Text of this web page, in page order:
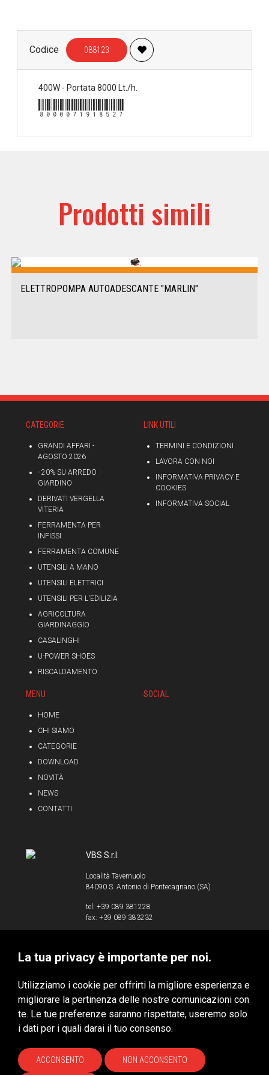
Codice 088123
400W - Portata 8000 Lt./h.
8000071918527
Prodotti simili
ELETTROPOMPA AUTOADESCANTE "MARLIN"
CATEGORIE
GRANDI AFFARI -
AGOSTO 2026
- 20% SU ARREDO
GIARDINO
DERIVATI VERGELLA
VITERIA
FERRAMENTA PER
INFISSI
FERRAMENTA COMUNE
UTENSILI A MANO
UTENSILI ELETTRICI
UTENSILI PER L'EDILIZIA
AGRICOLTURA
GIARDINAGGIO
CASALINGHI
U-POWER SHOES
RISCALDAMENTO
LINK UTILI
TERMINI E CONDIZIONI
LAVORA CON NOI
INFORMATIVA PRIVACY E
COOKIES
INFORMATIVA SOCIAL
MENU
HOME
CHI SIAMO
CATEGORIE
DOWNLOAD
NOVITÀ
NEWS
CONTATTI
SOCIAL
VBS S.r.l.
Località Tavernuolo
84090 S. Antonio di Pontecagnano (SA)
tel: +39 089 381228
fax: +39 089 383232
P.IVA 00853520658
VBS S.r.l. © 2020 - Tutti i diritti riservati
Privacy & Cookie Policy
La tua privacy è importante per noi.
Utilizziamo i cookie per offrirti la migliore esperienza e
migliorare la pertinenza delle nostre comunicazioni con
te. Le tue preferenze saranno rispettate, useremo solo
i dati per i quali darai il tuo consenso.
ACCONSENTO NON ACCONSENTO